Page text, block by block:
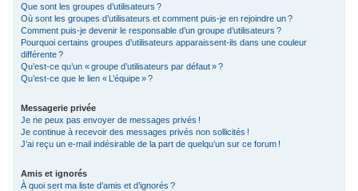
Que sont les groupes d’utilisateurs ?
Où sont les groupes d’utilisateurs et comment puis-je en rejoindre un ?
Comment puis-je devenir le responsable d’un groupe d’utilisateurs ?
Pourquoi certains groupes d’utilisateurs apparaissent-ils dans une couleur
différente ?
Qu’est-ce qu’un « groupe d’utilisateurs par défaut » ?
Qu’est-ce que le lien « L’équipe » ?
Messagerie privée
Je ne peux pas envoyer de messages privés !
Je continue à recevoir des messages privés non sollicités !
J’ai reçu un e-mail indésirable de la part de quelqu’un sur ce forum !
Amis et ignorés
À quoi sert ma liste d’amis et d’ignorés ?